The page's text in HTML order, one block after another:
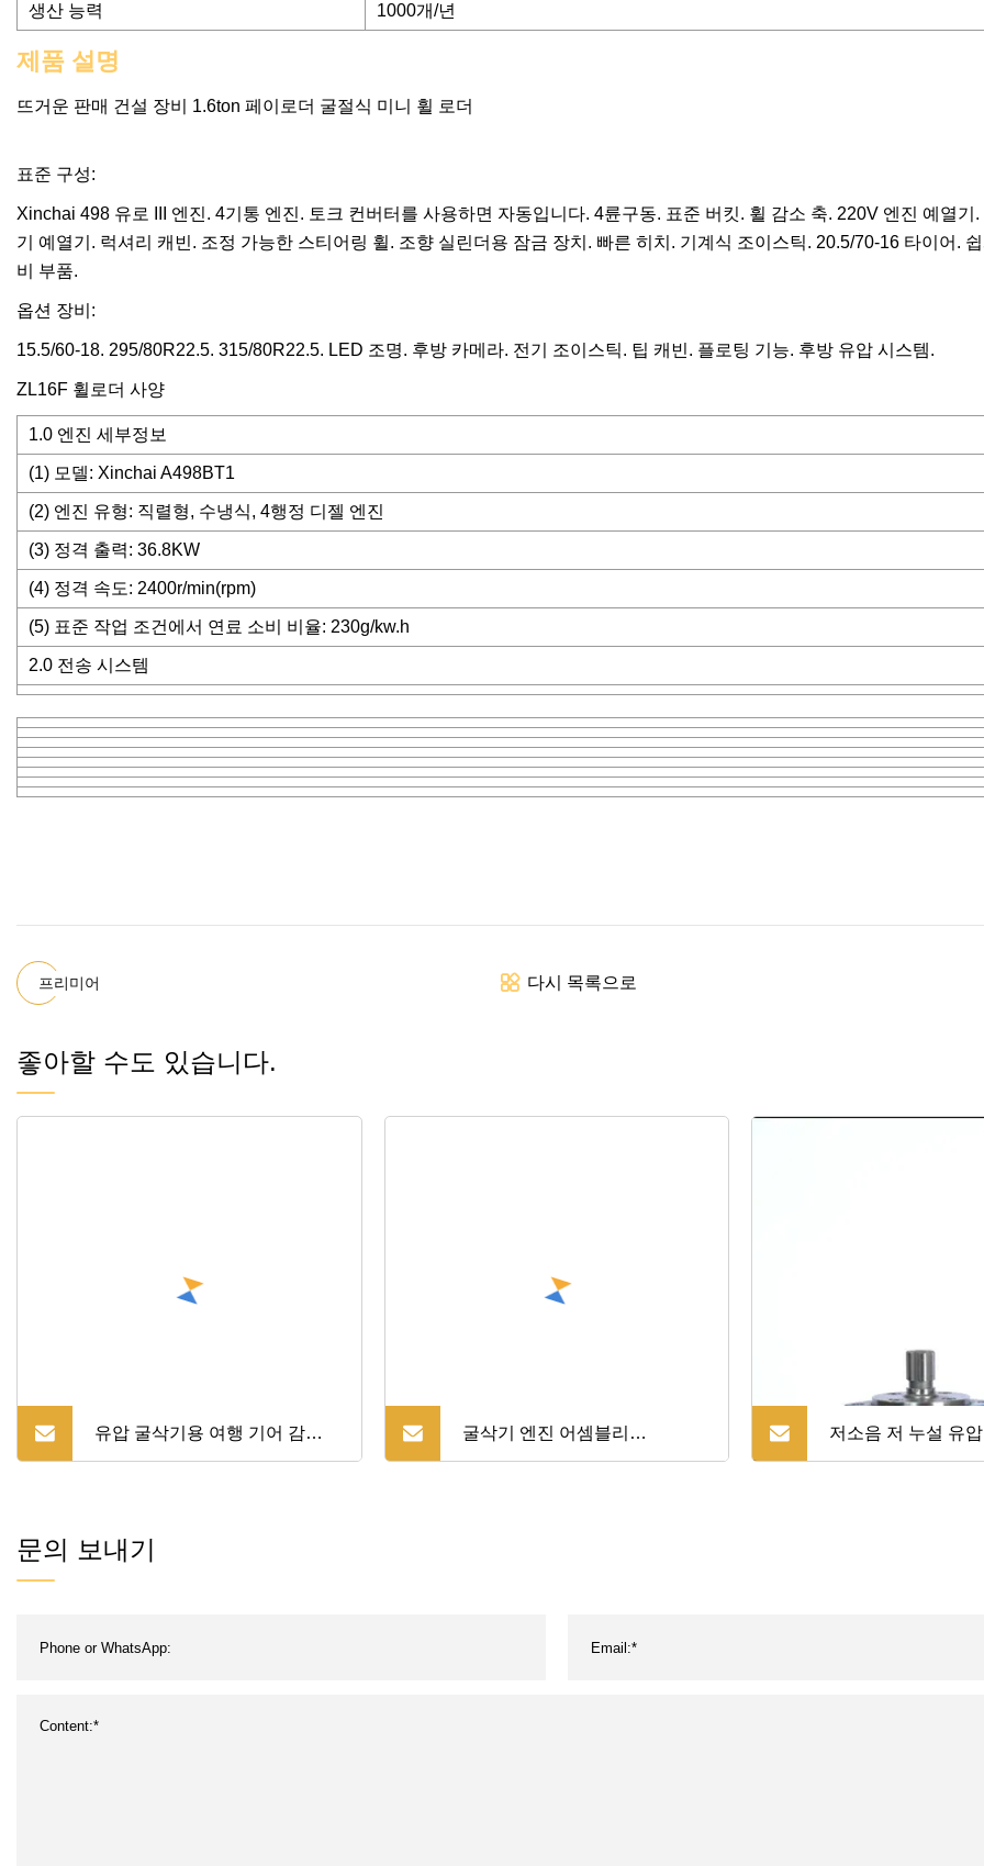
생산 능력 1000개/년
제품 설명
뜨거운 판매 건설 장비 1.6ton 페이로더 굴절식 미니 휠 로더
표준 구성:
Xinchai 498 유로 III 엔진. 4기통 엔진. 토크 컨버터를 사용하면 자동입니다. 4륜구동. 표준 버킷. 휠 감소 축. 220V 엔진 예열기
기 예열기. 럭셔리 캐빈. 조정 가능한 스티어링 휠. 조향 실린더용 잠금 장치. 빠른 히치. 기계식 조이스틱. 20.5/70-16 타이어.
비 부품.
옵션 장비:
15.5/60-18. 295/80R22.5. 315/80R22.5. LED 조명. 후방 카메라. 전기 조이스틱. 팁 캐빈. 플로팅 기능. 후방 유압 시스템.
ZL16F 휠로더 사양
1.0 엔진 세부정보
(1) 모델: Xinchai A498BT1
(2) 엔진 유형: 직렬형, 수냉식, 4행정 디젤 엔진
(3) 정격 출력: 36.8KW
(4) 정격 속도: 2400r/min(rpm)
(5) 표준 작업 조건에서 연료 소비 비율: 230g/kw.h
2.0 전송 시스템
프리미어 다시 목록으로
좋아할 수도 있습니다.
유압 굴삭기용 여행 기어 감속 굴삭기 엔진 어셈블리 저소음 저 누설 유
문의 보내기